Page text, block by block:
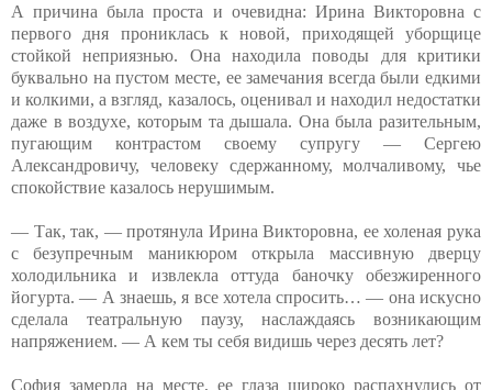
А причина была проста и очевидна: Ирина Викторовна с
первого дня прониклась к новой, приходящей уборщице
стойкой неприязнью. Она находила поводы для критики
буквально на пустом месте, ее замечания всегда были едкими
и колкими, а взгляд, казалось, оценивал и находил недостатки
даже в воздухе, которым та дышала. Она была разительным,
пугающим контрастом своему супругу — Сергею
Александровичу, человеку сдержанному, молчаливому, чье
спокойствие казалось нерушимым.
— Так, так, — протянула Ирина Викторовна, ее холеная рука
с безупречным маникюром открыла массивную дверцу
холодильника и извлекла оттуда баночку обезжиренного
йогурта. — А знаешь, я все хотела спросить… — она искусно
сделала театральную паузу, наслаждаясь возникающим
напряжением. — А кем ты себя видишь через десять лет?
София замерла на месте, ее глаза широко распахнулись от